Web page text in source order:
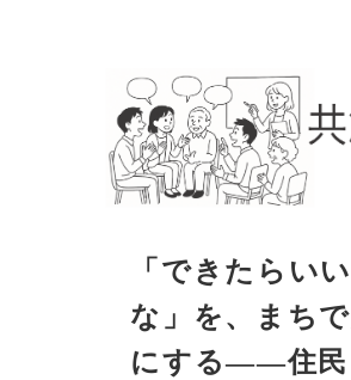
「できたらいい
な」を、まち
にする――住民